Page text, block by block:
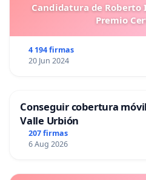
Candidatura de Roberto
Premio
4 194 firmas
20 Jun 2024
Conseguir cobertura
Valle Urbión
207 firmas
6 Aug 2026